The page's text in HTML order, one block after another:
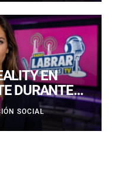
EN
DURANTE
SOCIAL